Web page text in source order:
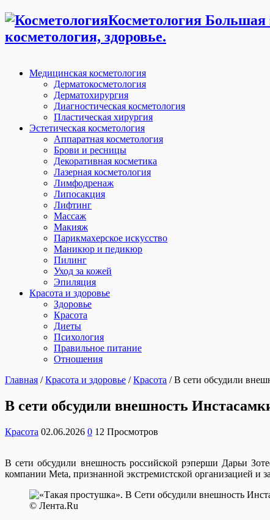
Косметология Большая
косметология, здоровье.
Медицинская косметология
Дерматокосметология
Дерматохирургия
Диагностическая косметология
Пластическая хирургия
Эстетическая косметология
Аппаратная косметология
Брови и ресницы
Декоративная косметика
Лазерная косметология
Лимфодренаж
Липосакция
Лифтинг
Массаж
Макияж
Парикмахерское искусство
Маникюр и педикюр
Пилинг
Уход за кожей
Эпиляция
Красота и здоровье
Здоровье
Красота
Диеты
Психология
Правильное питание
Отношения
Главная / Красота и здоровье / Красота / В сети обсудили
В сети обсудили внешность
Красота 02.06.2026 0 12 Просмотров
В сети обсудили внешность российской рэперши Дарьи
компании Meta, признанной экстремистской организацией и
© Лента.Ru